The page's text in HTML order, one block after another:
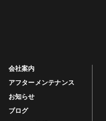
会社案内
アフターメンテナンス
お知らせ
ブログ